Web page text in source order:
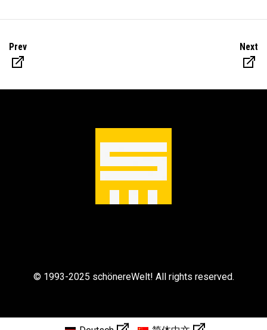
Prev Next
© 1993-2025 schönereWelt! All rights reserved.